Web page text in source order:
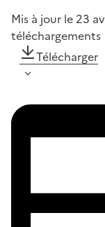
Mis à jour le 23
téléchargements
Télécharger